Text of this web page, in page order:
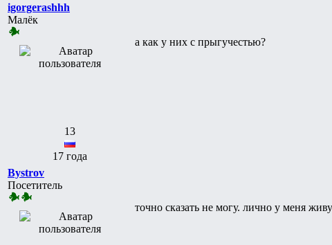
igorgerashhh
Малёк
13
17 года
а как у них с прыгучестью?
Bystrov
Посетитель
точно сказать не могу. лично у меня